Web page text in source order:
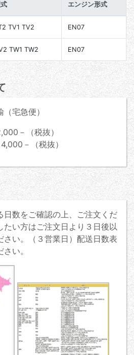
エンジン形式
TV1 TV2 EN07
TW1 TW2 EN07
宅急便）
－（税抜）
－（税抜）
日数をご確認の上、ご注文くだ
たい方はご注文日より３日後以
さい。（３営業日）配送日数表
い。